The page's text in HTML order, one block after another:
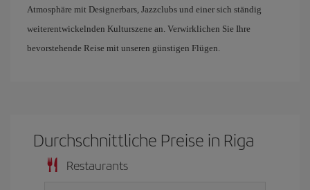
Atmosphäre mit Designerbars, Jazzclubs und einer sich ständig
weiterentwickelnden Kulturszene an. Verwirklichen Sie Ihre
bevorstehende Reise mit unseren günstigen Flügen.
Durchschnittliche Preise in Riga
Restaurants